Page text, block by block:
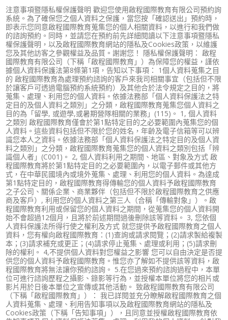
注意事項暨隱私權保護聲明 歡迎您使用啟程國際教育有限公司預約詢
系統。為了確保您之個人資料之保護，當您按「確認送出」預約時，
即表示您同意啟程國際教育蒐集您的個人相關資料，以進行和我們做
的諮詢預約。同時，並請您在預約前先詳細閱讀以下注意事項暨隱私
權保護聲明，以及啟程國際教育網站的隱私及Cookies政策，以維護
您及其他訪客之參觀權益及品質。謝謝您！ 隱私權保護聲明： 啟程
國際教育有限公司（下稱「啟程國際教育」）為保障您的權益，謹依
據個人資料保護法第8條第1項，告知以下事項： 1個人資料蒐集之目
的 啟程國際教育為處理預約諮詢的客戶來我司相關事宜（包括但不限
於讓客戶可透過電腦預約系統預約）及其他合於法令規定之目的，將
蒐集、處理、利用您的個人資料。依據法務部「個人資料保護法之特
定目的及個人資料之類別」之分類，啟程國際教育蒐集您個人資料之
目的為「留學, 或遊學,或暑期營隊相關的業務」(115)。 1, 個人資料
之類別 啟程國際教育僅會於第1點特定目的之必要範圍內蒐集您的個
人資料。這些資料包括但不限於您的姓名，年齡及電子信箱等可以辨
識您本人之資料。依據法務部「個人資料保護法之特定目的及個人資
料之類別」之分類，啟程國際教育蒐集您的個人資料之類別包括「辨
識個人者」(C001)。 2, 個人資料利用之期間、地區、對象及方式 啟
程國際教育將於第1點特定目的之必要範圍內，以電子郵件或其他方
式，在中華民國境內或境外蒐集、處理、利用您的個人資料。為達成
第1點特定目的，啟程國際教育得傳輸您的個人資料予啟程國際教育
之子公司、關係企業、商業夥伴（包括但不限於啟程國際教育之供應
商及客戶）, 利用您的個人資料之第三人（合稱「傳輸對象」）。啟
程國際教育利用或保留您的個人資料之期間，從蒐集您的個人資料開
始不會超過12個月，且將於前述期間過後刪除該等資料。 3, 您依個
人資料保護法所得行使之權利及方式 就您提供予啟程國際教育之個人
資料，您有權向啟程國際教育：(1)查詢或請求閱覽；(2)請求製給複製
本；(3)請求補充或更正；(4)請求停止蒐集、處理或利用；(5)請求刪
除的權利。 4,不提供個人資料對您權益之影響 您可以自由決定是否提
供您的個人資料予啟程國際教育。惟您亦了解如不提供該等資料，啟
程國際教育將無法讓你預約諮詢。 5.在您過來預約諮詢過程中，本單
位可進行諮詢歷程之攝影、錄影等行為，並授權本單位將您的相片或
影片用於日後本單位之宣傳或其他活動。 致啟程國際教育有限公司
（下稱「啟程國際教育」）： 我已詳閱並充分瞭解啟程國際教育之個
人資料蒐集、處理、利用告知事項以及啟程國際教育網站的隱私及
Cookies政策（下稱「告知事項」），且同意並授權啟程國際教育依